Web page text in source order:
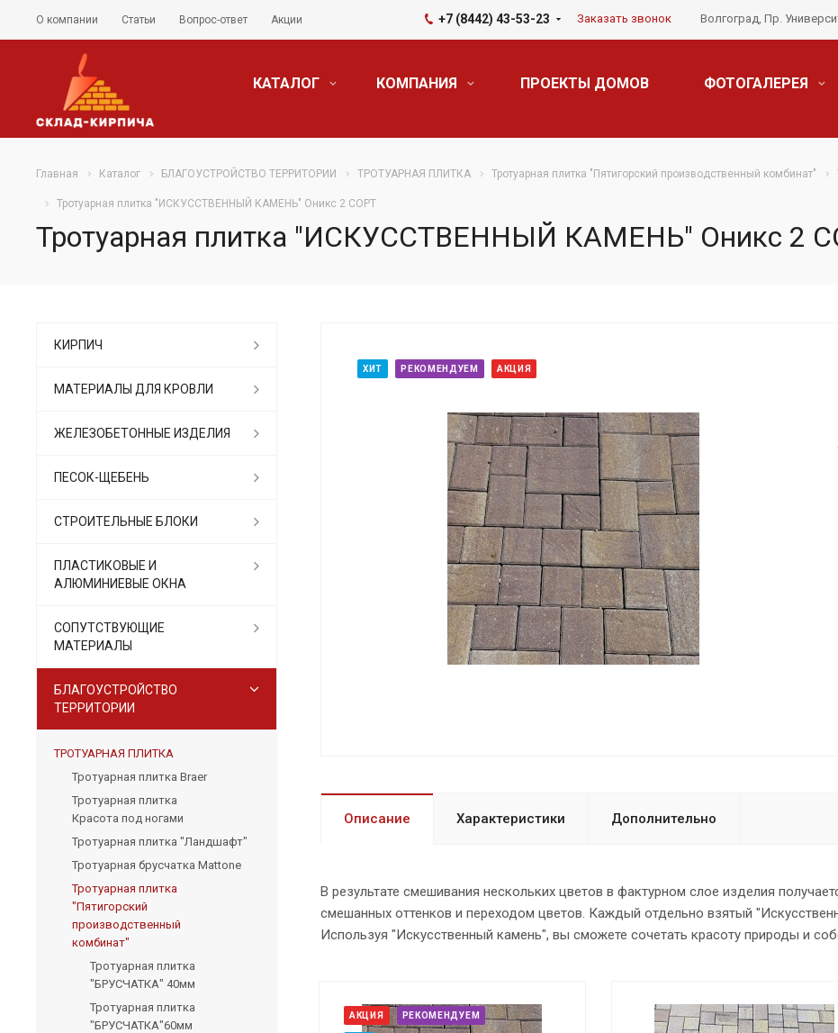
О компании Статьи Вопрос-ответ Акции +7 (8442) 43-53-23 Заказать звонок Волгоград, Пр.
КАТАЛОГ КОМПАНИЯ ПРОЕКТЫ ДОМОВ ФОТОГАЛЕРЕЯ
Главная Каталог БЛАГОУСТРОЙСТВО ТЕРРИТОРИИ ТРОТУАРНАЯ ПЛИТКА Тротуарная плитка "Пятигорский производственный комбинат"
Тротуарная плитка "ИСКУССТВЕННЫЙ КАМЕНЬ" Оникс 2 СОРТ
Тротуарная плитка "ИСКУССТВЕННЫЙ КАМЕНЬ" Оникс 2
ХИТ РЕКОМЕНДУЕМ АКЦИЯ
Описание Характеристики Дополнительно
В результате смешивания нескольких цветов в фактурном слое изделия
смешанных оттенков и переходом цветов. Каждый отдельно взятый
Используя "Искусственный камень", вы сможете сочетать красоту природы и
АКЦИЯ РЕКОМЕНДУЕМ
КИРПИЧ
МАТЕРИАЛЫ ДЛЯ КРОВЛИ
ЖЕЛЕЗОБЕТОННЫЕ ИЗДЕЛИЯ
ПЕСОК-ЩЕБЕНЬ
СТРОИТЕЛЬНЫЕ БЛОКИ
ПЛАСТИКОВЫЕ И
АЛЮМИНИЕВЫЕ ОКНА
СОПУТСТВУЮЩИЕ
МАТЕРИАЛЫ
БЛАГОУСТРОЙСТВО
ТЕРРИТОРИИ
ТРОТУАРНАЯ ПЛИТКА
Тротуарная плитка Braer
Тротуарная плитка
Красота под ногами
Тротуарная плитка "Ландшафт"
Тротуарная брусчатка Mattone
Тротуарная плитка
"Пятигорский
производственный
комбинат"
Тротуарная плитка
"БРУСЧАТКА" 40мм
Тротуарная плитка
"БРУСЧАТКА"60мм